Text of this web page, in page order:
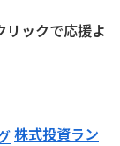
ックで応援よ
株式投資ラン